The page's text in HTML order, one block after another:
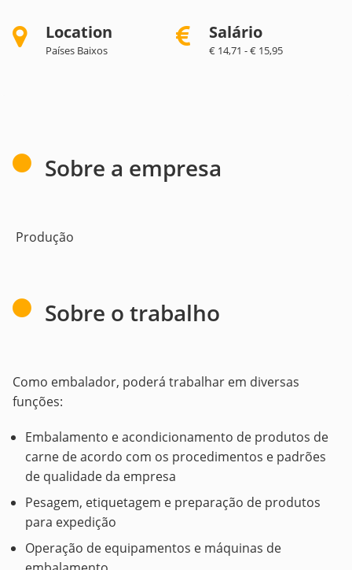
Location
Países Baixos
Salário
€ 14,71 - € 15,95
Sobre a empresa
Produção
Sobre o trabalho
Como embalador, poderá trabalhar em diversas
funções:
Embalamento e acondicionamento de produtos de
carne de acordo com os procedimentos e padrões
de qualidade da empresa
Pesagem, etiquetagem e preparação de produtos
para expedição
Operação de equipamentos e máquinas de